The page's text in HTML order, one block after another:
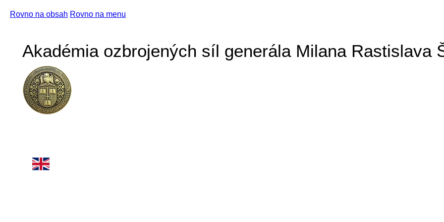
Rovno na obsah Rovno na menu
Akadémia ozbrojených síl generála Milana Rastislava